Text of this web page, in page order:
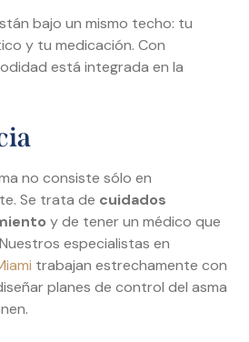
bajo un mismo techo: tu
y tu medicación. Con
está integrada en la
no consiste sólo en
Se trata de cuidados
y de tener un médico que
especialistas en
trabajan estrechamente con
planes de control del asma